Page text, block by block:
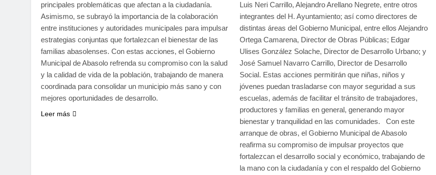
principales problemáticas que afectan a la ciudadanía.
Asimismo, se subrayó la importancia de la colaboración
entre instituciones y autoridades municipales para impulsar
estrategias conjuntas que fortalezcan el bienestar de las
familias abasolenses. Con estas acciones, el Gobierno
Municipal de Abasolo refrenda su compromiso con la salud
y la calidad de vida de la población, trabajando de manera
coordinada para consolidar un municipio más sano y con
mejores oportunidades de desarrollo.
Leer más
Luis Neri Carrillo, Alejandro Arellano Negrete, entre otros
integrantes del H. Ayuntamiento; así como directores de
distintas áreas del Gobierno Municipal, entre ellos Alejandro
Ortega Camarena, Director de Obras Públicas; Edgar
Ulises González Solache, Director de Desarrollo Urbano; y
José Samuel Navarro Carrillo, Director de Desarrollo
Social. Estas acciones permitirán que niñas, niños y
jóvenes puedan trasladarse con mayor seguridad a sus
escuelas, además de facilitar el tránsito de trabajadores,
productores y familias en general, generando mayor
bienestar y tranquilidad en las comunidades. Con este
arranque de obras, el Gobierno Municipal de Abasolo
reafirma su compromiso de impulsar proyectos que
fortalezcan el desarrollo social y económico, trabajando de
la mano con la ciudadanía y con el respaldo del Gobierno